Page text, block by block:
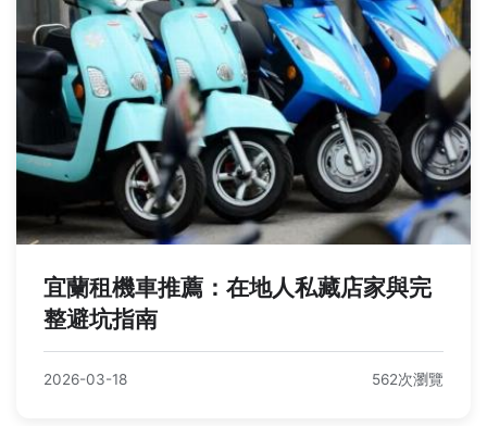
宜蘭租機車推薦：在地人私藏店家與完
整避坑指南
2026-03-18 562次瀏覽